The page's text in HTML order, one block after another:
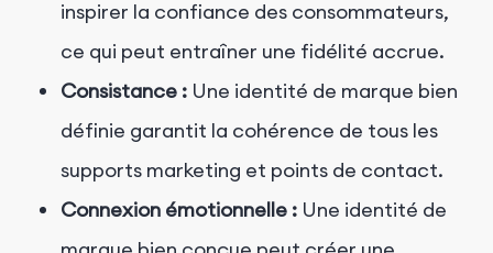
inspirer la confiance des consommateurs,
ce qui peut entraîner une fidélité accrue.
Consistance : Une identité de marque bien
définie garantit la cohérence de tous les
supports marketing et points de contact.
Connexion émotionnelle : Une identité de